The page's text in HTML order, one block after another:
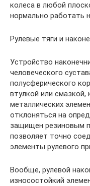
колеса в любой
нормально работать
Рулевые тяги и
Устройство
человеческого
полусферического
втулкой или смазкой,
металлических
отклоняться на
защищен резиновым
позволяет точно
элементы рулевого
Вообще, рулевой
износостойкий